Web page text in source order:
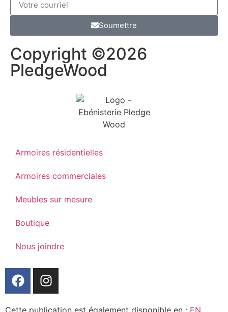
Soumettre
Copyright ©2026
PledgeWood
Armoires résidentielles
Armoires commerciales
Meubles sur mesure
Boutique
Nous joindre
Cette publication est également disponible en : EN